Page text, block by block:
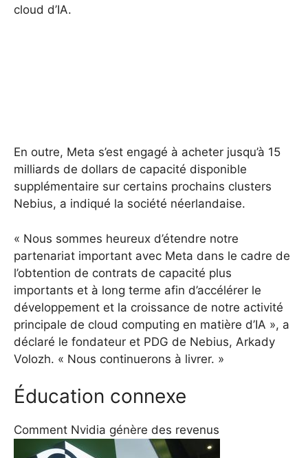
cloud d’IA.
En outre, Meta s’est engagé à acheter jusqu’à 15
milliards de dollars de capacité disponible
supplémentaire sur certains prochains clusters
Nebius, a indiqué la société néerlandaise.
« Nous sommes heureux d’étendre notre
partenariat important avec Meta dans le cadre de
l’obtention de contrats de capacité plus
importants et à long terme afin d’accélérer le
développement et la croissance de notre activité
principale de cloud computing en matière d’IA », a
déclaré le fondateur et PDG de Nebius, Arkady
Volozh. « Nous continuerons à livrer. »
Éducation connexe
Comment Nvidia génère des revenus